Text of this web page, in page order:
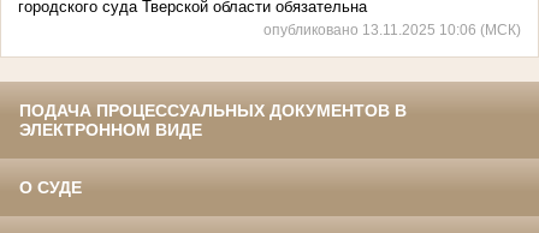
городского суда Тверской области обязательна
опубликовано 13.11.2025 10:06 (МСК)
ПОДАЧА ПРОЦЕССУАЛЬНЫХ ДОКУМЕНТОВ В
ЭЛЕКТРОННОМ ВИДЕ
О СУДЕ